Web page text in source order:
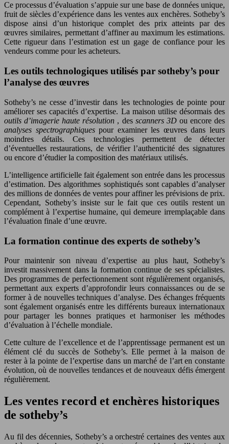
Ce processus d’évaluation s’appuie sur une base de données unique,
fruit de siècles d’expérience dans les ventes aux enchères. Sotheby’s
dispose ainsi d’un historique complet des prix atteints par des
œuvres similaires, permettant d’affiner au maximum les estimations.
Cette rigueur dans l’estimation est un gage de confiance pour les
vendeurs comme pour les acheteurs.
Les outils technologiques utilisés par sotheby’s pour
l’analyse des œuvres
Sotheby’s ne cesse d’investir dans les technologies de pointe pour
améliorer ses capacités d’expertise. La maison utilise désormais des
outils d’imagerie haute résolution , des scanners 3D ou encore des
analyses spectrographiquespour examiner les œuvres dans leurs
moindres détails. Ces technologies permettent de détecter
d’éventuelles restaurations, de vérifier l’authenticité des signatures
ou encore d’étudier la composition des matériaux utilisés.
L’intelligence artificielle fait également son entrée dans les processus
d’estimation. Des algorithmes sophistiqués sont capables d’analyser
des millions de données de ventes pour affiner les prévisions de prix.
Cependant, Sotheby’s insiste sur le fait que ces outils restent un
complément à l’expertise humaine, qui demeure irremplaçable dans
l’évaluation finale d’une œuvre.
La formation continue des experts de sotheby’s
Pour maintenir son niveau d’expertise au plus haut, Sotheby’s
investit massivement dans la formation continue de ses spécialistes.
Des programmes de perfectionnement sont régulièrement organisés,
permettant aux experts d’approfondir leurs connaissances ou de se
former à de nouvelles techniques d’analyse. Des échanges fréquents
sont également organisés entre les différents bureaux internationaux
pour partager les bonnes pratiques et harmoniser les méthodes
d’évaluation à l’échelle mondiale.
Cette culture de l’excellence et de l’apprentissage permanent est un
élément clé du succès de Sotheby’s. Elle permet à la maison de
rester à la pointe de l’expertise dans un marché de l’art en constante
évolution, où de nouvelles tendances et de nouveaux défis émergent
régulièrement.
Les ventes record et enchères historiques
de sotheby’s
Au fil des décennies, Sotheby’s a orchestré certaines des ventes aux